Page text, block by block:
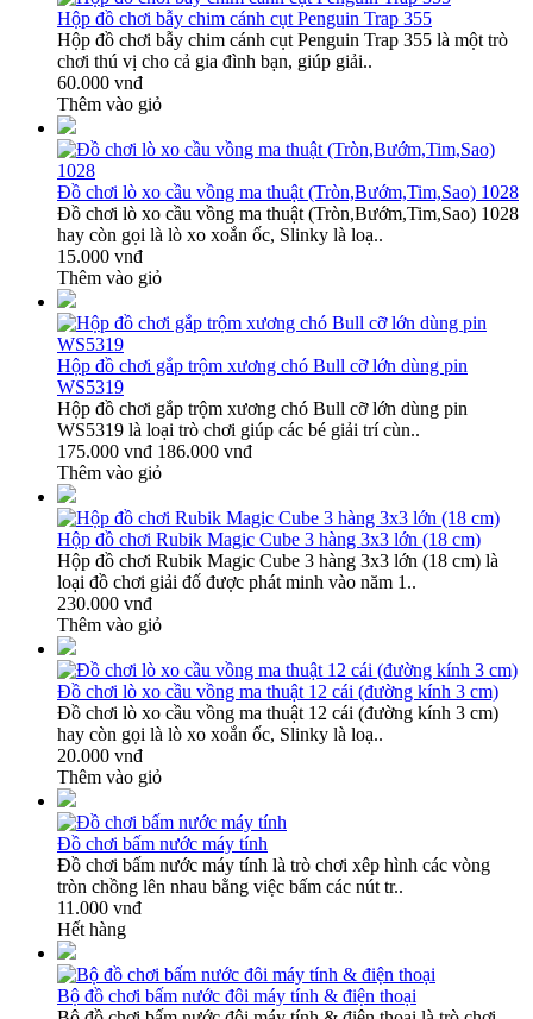
Hộp đồ chơi bẫy chim cánh cụt Penguin Trap 355
Hộp đồ chơi bẫy chim cánh cụt Penguin Trap 355 là một trò
chơi thú vị cho cả gia đình bạn, giúp giải..
60.000 vnđ
Thêm vào giỏ
Đồ chơi lò xo cầu vồng ma thuật (Tròn,Bướm,Tim,Sao) 1028
Đồ chơi lò xo cầu vồng ma thuật (Tròn,Bướm,Tim,Sao) 1028
hay còn gọi là lò xo xoắn ốc, Slinky là loạ..
15.000 vnđ
Thêm vào giỏ
Hộp đồ chơi gắp trộm xương chó Bull cỡ lớn dùng pin
WS5319
Hộp đồ chơi gắp trộm xương chó Bull cỡ lớn dùng pin
WS5319 là loại trò chơi giúp các bé giải trí cùn..
175.000 vnđ 186.000 vnđ
Thêm vào giỏ
Hộp đồ chơi Rubik Magic Cube 3 hàng 3x3 lớn (18 cm)
Hộp đồ chơi Rubik Magic Cube 3 hàng 3x3 lớn (18 cm) là
loại đồ chơi giải đố được phát minh vào năm 1..
230.000 vnđ
Thêm vào giỏ
Đồ chơi lò xo cầu vồng ma thuật 12 cái (đường kính 3 cm)
Đồ chơi lò xo cầu vồng ma thuật 12 cái (đường kính 3 cm)
hay còn gọi là lò xo xoắn ốc, Slinky là loạ..
20.000 vnđ
Thêm vào giỏ
Đồ chơi bấm nước máy tính
Đồ chơi bấm nước máy tính là trò chơi xêp hình các vòng
tròn chồng lên nhau bằng việc bấm các nút tr..
11.000 vnđ
Hết hàng
Bộ đồ chơi bấm nước đôi máy tính & điện thoại